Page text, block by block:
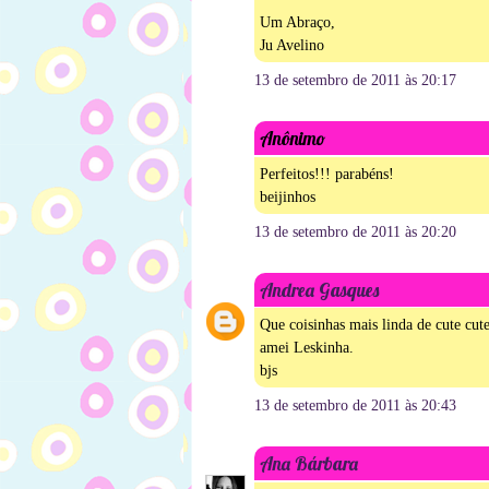
Um Abraço,
Ju Avelino
13 de setembro de 2011 às 20:17
Anônimo
Perfeitos!!! parabéns!
beijinhos
13 de setembro de 2011 às 20:20
Andrea Gasques
Que coisinhas mais linda de cute
amei Leskinha.
bjs
13 de setembro de 2011 às 20:43
Ana Bárbara